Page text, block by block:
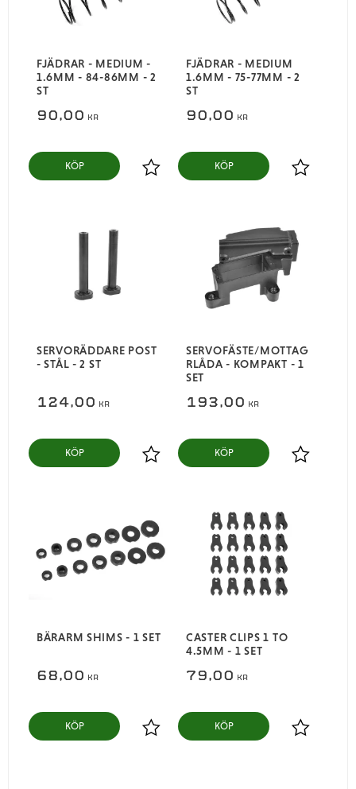
FJÄDRAR - MEDIUM -
1.6MM - 84-86MM - 2
ST
90,00 KR
Lägg till i favoriter
KÖP
FJÄDRAR - MEDIUM
1.6MM - 75-77MM - 2
ST
90,00 KR
Lägg till i
KÖP
SERVORÄDDARE POST
- STÅL - 2 ST
124,00 KR
Lägg till i favoriter
KÖP
SERVOFÄSTE/MOTTAG
RLÅDA - KOMPAKT - 1
SET
193,00 KR
Lägg till i
KÖP
BÄRARM SHIMS - 1 SET
68,00 KR
Lägg till i favoriter
KÖP
CASTER CLIPS 1 TO
4.5MM - 1 SET
79,00 KR
Lägg till i
KÖP